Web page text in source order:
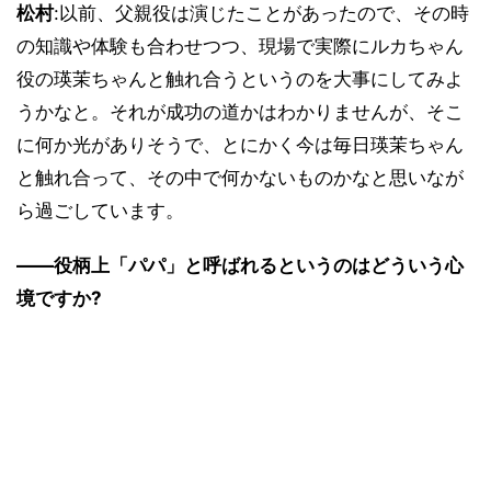
松村:以前、父親役は演じたことがあったので、その時
の知識や体験も合わせつつ、現場で実際にルカちゃん
役の瑛茉ちゃんと触れ合うというのを大事にしてみよ
うかなと。それが成功の道かはわかりませんが、そこ
に何か光がありそうで、とにかく今は毎日瑛茉ちゃん
と触れ合って、その中で何かないものかなと思いなが
ら過ごしています。
――役柄上「パパ」と呼ばれるというのはどういう心
境ですか?